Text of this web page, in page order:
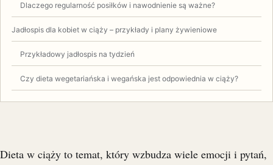
Dlaczego regularność posiłków i nawodnienie są ważne?
Jadłospis dla kobiet w ciąży – przykłady i plany żywieniowe
Przykładowy jadłospis na tydzień
Czy dieta wegetariańska i wegańska jest odpowiednia w ciąży?
Dieta w ciąży to temat, który wzbudza wiele emocji i pytań,